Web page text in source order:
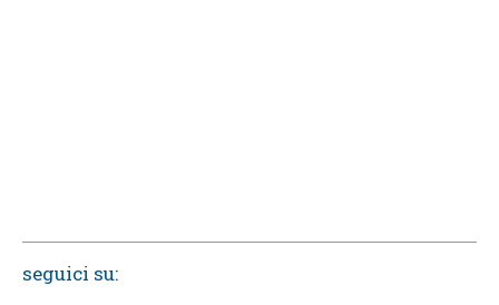
seguici su: